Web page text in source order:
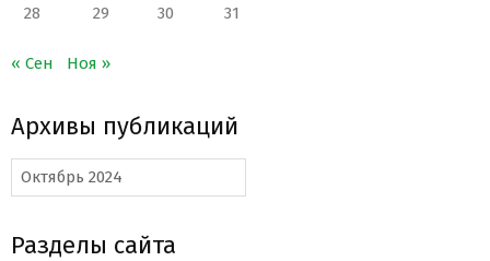
28 29 30 31
« Сен Ноя »
Архивы публикаций
Архивы
публикаций
Разделы сайта